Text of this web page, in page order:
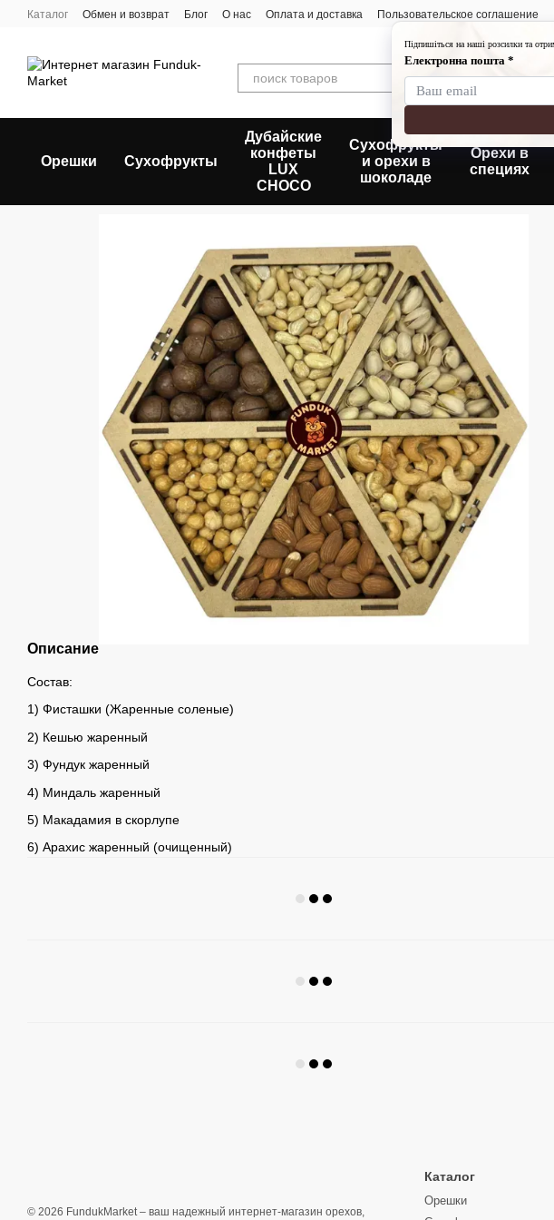
Перейти к основному контенту
Каталог Обмен и возврат Блог О нас Оплата и доставка Пользовательское соглашение
Орешки Сухофрукты
Дубайские
конфеты
LUX
CHOCO
Сухофрукты
и орехи в
шоколаде
Орехи в
специях
Описание
Состав:
1) Фисташки (Жаренные соленые)
2) Кешью жаренный
3) Фундук жаренный
4) Миндаль жаренный
5) Макадамия в скорлупе
6) Арахис жаренный (очищенный)
© 2026 FundukMarket – ваш надежный интернет-магазин орехов,
Каталог
Орешки